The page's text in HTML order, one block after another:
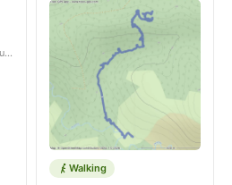
Saint-Léger-de-Montbrun, Deux-Sèvres, Nouvelle-Aquitaine, FR
Walking